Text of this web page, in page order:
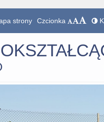
strony Czcionka